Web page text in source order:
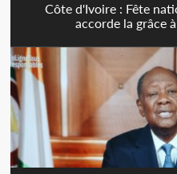
Côte d'Ivoire : Fête
accorde la grâce